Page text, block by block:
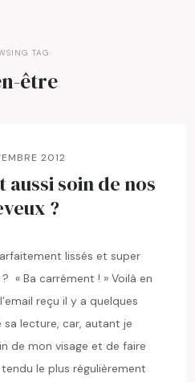
TAG:
être
2012
aussi soin de nos
?
lissés et super
« Ba carrément ! » Voilà en
reçu il y a quelques
sa lecture, car, autant je
de mon visage et de faire
le plus régulièrement